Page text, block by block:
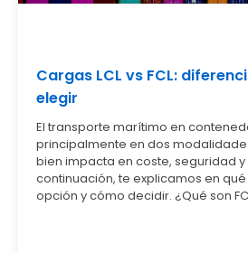
Cargas LCL vs FCL:
elegir
El transporte marítimo en
principalmente en dos modalidades:
bien impacta en coste, seguridad y
continuación, te explicamos en
opción y cómo decidir. ¿Qué son FCL